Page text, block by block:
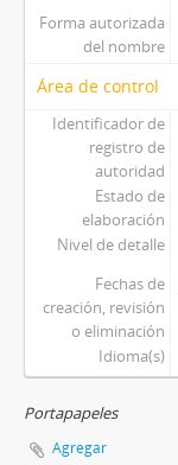
Forma autorizada
del nombre
Área de control
Identificador de
registro de
autoridad
Estado de
elaboración
Nivel de detalle
Fechas de
creación, revisión
o eliminación
Idioma(s)
Portapapeles
Agregar